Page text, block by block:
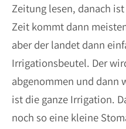
Zeitung lesen, danach
Zeit kommt dann
aber der landet dann
Irrigationsbeutel. Der
abgenommen und dann
ist die ganze Irrigation.
noch so eine kleine